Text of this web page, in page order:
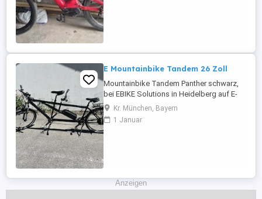
E Mountainbike Tandem 26 Zoll
Mountainbike Tandem Panther schwarz,
bei EBIKE Solutions in Heidelberg auf E-
Hinterradantrieb umgerüstet. Merkmale:
26 Zoll, Alurahmen, Unisex Erwachsene,
Shimano - Deore 27 Gang
Kr. München, Bayern
1 Januar
Anzeigen